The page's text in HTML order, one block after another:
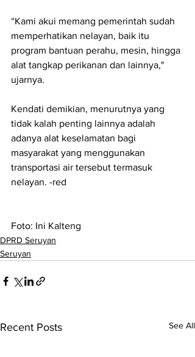
“Kami akui memang pemerintah sudah
memperhatikan nelayan, baik itu
program bantuan perahu, mesin, hingga
alat tangkap perikanan dan lainnya,"
ujarnya.
Kendati demikian, menurutnya yang
tidak kalah penting lainnya adalah
adanya alat keselamatan bagi
masyarakat yang menggunakan
transportasi air tersebut termasuk
nelayan. -red
Foto: Ini Kalteng
DPRD Seruyan
Seruyan
Recent Posts See All